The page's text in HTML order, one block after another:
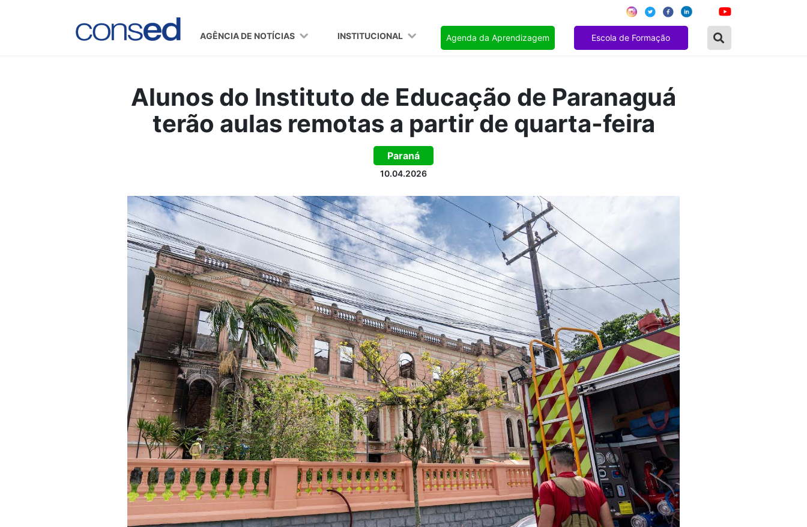
AGÊNCIA DE NOTÍCIAS INSTITUCIONAL Agenda da Aprendizagem Escola de Formação
Alunos do Instituto de Educação de Paranaguá
terão aulas remotas a partir de quarta-feira
Paraná
10.04.2026